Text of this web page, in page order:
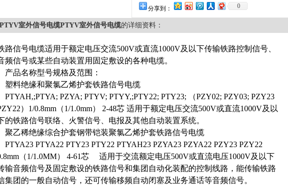
分享到： 0
PTYV室外信号电缆PTYV室外信号电缆的详细资料：
路信号电缆适用于额定电压交流500V或直流1000V及以下传输铁路控制信号、
频信号或某些自动装置用固定敷设的各种电缆。
产品名称型号规格及范围：
塑料绝缘和聚氯乙烯护套铁路信号电缆
PTYAH,;PTYA; PZYA; PTYV; PTYY,;PTY22; PTY23; （PZY02; PZY03; PZY23
）1/0.8mm（1/1.0mm） 2-48芯 适用于额定电压交流500V或直流1000V及以
的铁路信号联络、火警信号、电报及其他自动装置系统。
聚乙稀绝缘综合护套钢带铠装聚氯乙烯护套铁路信号电缆
PTYA23 PTYA22 PTY23 PTY22 PTYAH23 PZYA23 PZYA22 PZY23 PZY22
（1/1.0MM） 4-61芯 适用于交流额定电压500V或直流电压1000V及以下
输音频信号及固定敷设的铁路信号和集团自动化装配的控制线路，能传输铁路
集团的一般自动信号，还可传输移频自动闭塞及业务通话等音频信号。